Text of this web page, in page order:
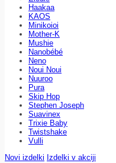
Haakaa
KAOS
Minikoioi
Mother-K
Mushie
Nanobébé
Neno
Noui Noui
Nuuroo
Pura
Skip Hop
Stephen Joseph
Suavinex
Trixie Baby
Twistshake
Vulli
Novi izdelki Izdelki v akciji